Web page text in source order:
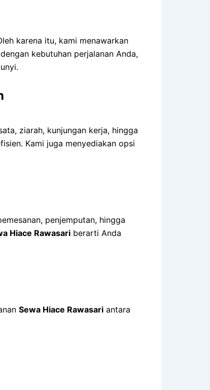
karena itu, kami menawarkan
kebutuhan perjalanan Anda,
ziarah, kunjungan kerja, hingga
Kami juga menyediakan opsi
penjemputan, hingga
Hiace Rawasari berarti Anda
Sewa Hiace Rawasari antara